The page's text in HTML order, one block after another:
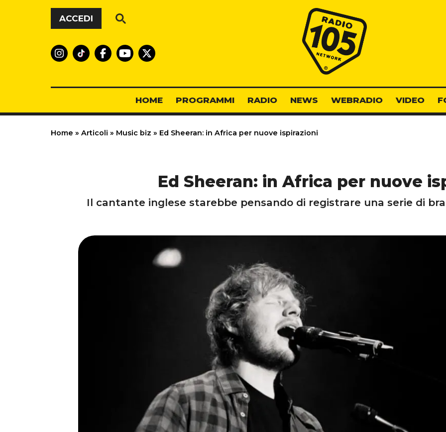
Vai al contenuto
ACCEDI
Radio 105
HOME PROGRAMMI RADIO NEWS WEBRADIO VIDEO
Home » Articoli » Music biz » Ed Sheeran: in Africa per nuove ispirazioni
Ed Sheeran: in Africa per nuove
Il cantante inglese starebbe pensando di registrare una serie di